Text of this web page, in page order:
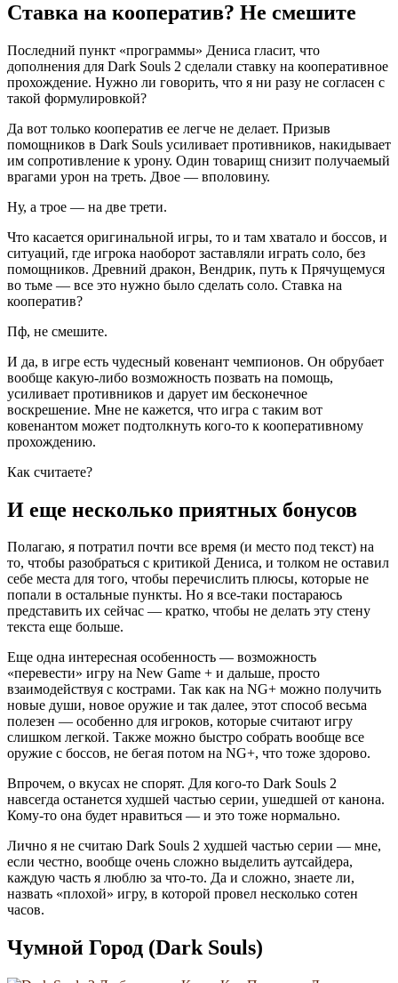
Ставка на кооператив? Не смешите
Последний пункт «программы» Дениса гласит, что
дополнения для Dark Souls 2 сделали ставку на кооперативное
прохождение. Нужно ли говорить, что я ни разу не согласен с
такой формулировкой?
Да вот только кооператив ее легче не делает. Призыв
помощников в Dark Souls усиливает противников, накидывает
им сопротивление к урону. Один товарищ снизит получаемый
врагами урон на треть. Двое — вполовину.
Ну, а трое — на две трети.
Что касается оригинальной игры, то и там хватало и боссов, и
ситуаций, где игрока наоборот заставляли играть соло, без
помощников. Древний дракон, Вендрик, путь к Прячущемуся
во тьме — все это нужно было сделать соло. Ставка на
кооператив?
Пф, не смешите.
И да, в игре есть чудесный ковенант чемпионов. Он обрубает
вообще какую-либо возможность позвать на помощь,
усиливает противников и дарует им бесконечное
воскрешение. Мне не кажется, что игра с таким вот
ковенантом может подтолкнуть кого-то к кооперативному
прохождению.
Как считаете?
И еще несколько приятных бонусов
Полагаю, я потратил почти все время (и место под текст) на
то, чтобы разобраться с критикой Дениса, и толком не оставил
себе места для того, чтобы перечислить плюсы, которые не
попали в остальные пункты. Но я все-таки постараюсь
представить их сейчас — кратко, чтобы не делать эту стену
текста еще больше.
Еще одна интересная особенность — возможность
«перевести» игру на New Game + и дальше, просто
взаимодействуя с кострами. Так как на NG+ можно получить
новые души, новое оружие и так далее, этот способ весьма
полезен — особенно для игроков, которые считают игру
слишком легкой. Также можно быстро собрать вообще все
оружие с боссов, не бегая потом на NG+, что тоже здорово.
Впрочем, о вкусах не спорят. Для кого-то Dark Souls 2
навсегда останется худшей частью серии, ушедшей от канона.
Кому-то она будет нравиться — и это тоже нормально.
Лично я не считаю Dark Souls 2 худшей частью серии — мне,
если честно, вообще очень сложно выделить аутсайдера,
каждую часть я люблю за что-то. Да и сложно, знаете ли,
назвать «плохой» игру, в которой провел несколько сотен
часов.
Чумной Город (Dark Souls)